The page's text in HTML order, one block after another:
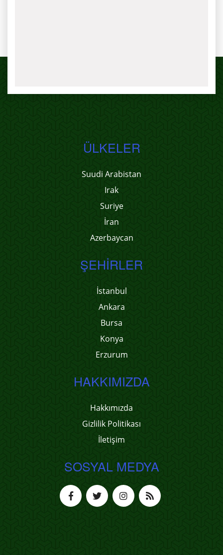
ÜLKELER
Suudi Arabistan
Irak
Suriye
İran
Azerbaycan
ŞEHIRLER
İstanbul
Ankara
Bursa
Konya
Erzurum
HAKKIMIZDA
Hakkımızda
Gizlilik Politikası
İletişim
SOSYAL MEDYA